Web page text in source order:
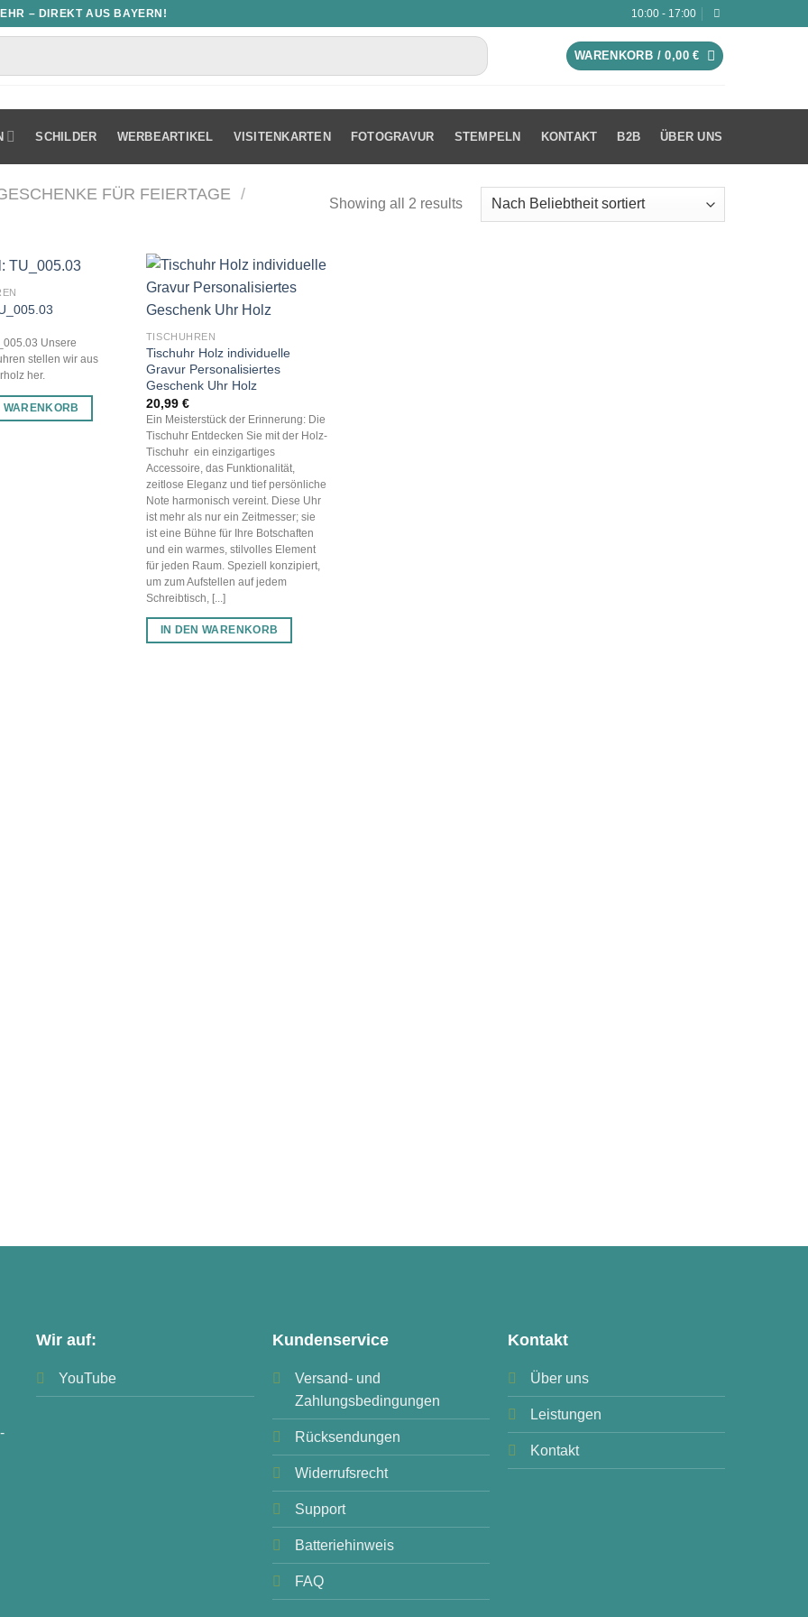
– DIREKT AUS BAYERN! 10:00 - 17:00
WARENKORB /0,00€
SCHILDER WERBEARTIKEL VISITENKARTEN FOTOGRAVUR STEMPELN KONTAKT B2B ÜBER UNS
FÜR FEIERTAGE / Showing all 2 results
Unsere
stellen wir aus
her.
WARENKORB
TISCHUHREN
Tischuhr Holz individuelle
Gravur Personalisiertes
Geschenk Uhr Holz
20,99 €
Ein Meisterstück der Erinnerung: Die
Tischuhr Entdecken Sie mit der Holz-
Tischuhr ein einzigartiges
Accessoire, das Funktionalität,
zeitlose Eleganz und tief persönliche
Note harmonisch vereint. Diese Uhr
ist mehr als nur ein Zeitmesser; sie
ist eine Bühne für Ihre Botschaften
und ein warmes, stilvolles Element
für jeden Raum. Speziell konzipiert,
um zum Aufstellen auf jedem
Schreibtisch, [...]
IN DEN WARENKORB
Wir auf:
YouTube
Kundenservice
Versand- und
Zahlungsbedingungen
Rücksendungen
Widerrufsrecht
Support
Batteriehinweis
FAQ
Kontakt
Über uns
Leistungen
Kontakt